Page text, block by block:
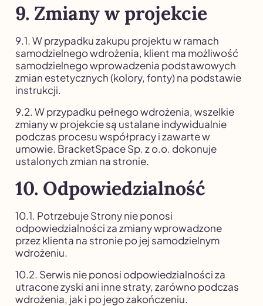
9. Zmiany w projekcie
9.1. W przypadku zakupu projektu w ramach
samodzielnego wdrożenia, klient ma możliwość
samodzielnego wprowadzenia podstawowych
zmian estetycznych (kolory, fonty) na podstawie
instrukcji.
9.2. W przypadku pełnego wdrożenia, wszelkie
zmiany w projekcie są ustalane indywidualnie
podczas procesu współpracy i zawarte w
umowie. BracketSpace Sp. z o.o. dokonuje
ustalonych zmian na stronie.
10. Odpowiedzialność
10.1. Potrzebuje Strony nie ponosi
odpowiedzialności za zmiany wprowadzone
przez klienta na stronie po jej samodzielnym
wdrożeniu.
10.2. Serwis nie ponosi odpowiedzialności za
utracone zyski ani inne straty, zarówno podczas
wdrożenia, jak i po jego zakończeniu.